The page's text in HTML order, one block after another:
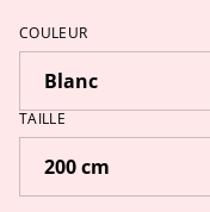
COULEUR
TAILLE